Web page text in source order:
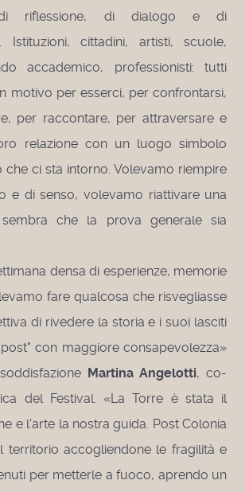
di riflessione, di dialogo e di
Istituzioni, cittadini, artisti, scuole,
accademico, professionisti: tutti
motivo per esserci, per confrontarsi,
per raccontare, per attraversare e
relazione con un luogo simbolo
che ci sta intorno. Volevamo riempire
e di senso, volevamo riattivare una
che la prova generale sia
densa di esperienze, memorie
fare qualcosa che risvegliasse
di rivedere la storia e i suoi lasciti
con maggiore consapevolezza»
Martina Angelotti, co-
del Festival. «La Torre è stata il
e l'arte la nostra guida. Post Colonia
territorio accogliendone le fragilità e
per metterle a fuoco, aprendo un